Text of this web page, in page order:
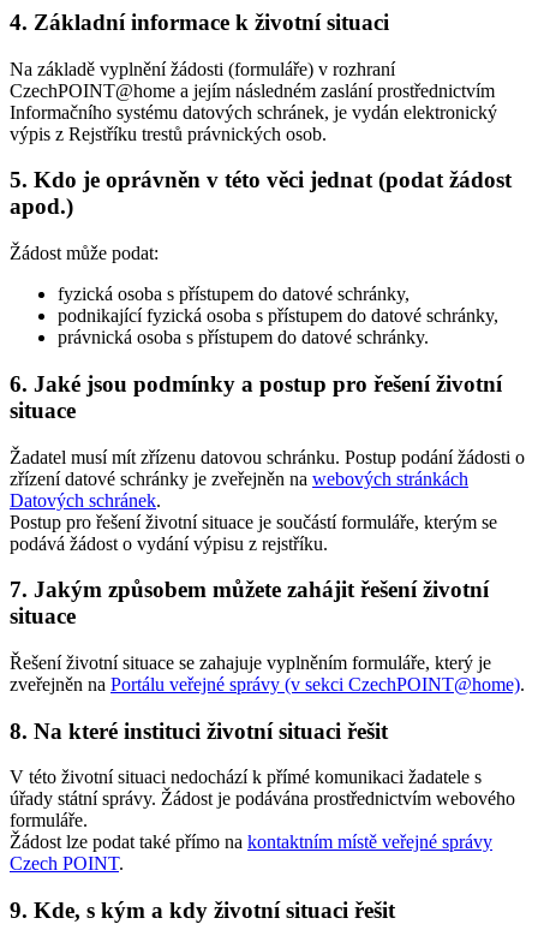
4. Základní informace k životní situaci
Na základě vyplnění žádosti (formuláře) v rozhraní
CzechPOINT@home a jejím následném zaslání prostřednictvím
Informačního systému datových schránek, je vydán elektronický
výpis z Rejstříku trestů právnických osob.
5. Kdo je oprávněn v této věci jednat (podat žádost
apod.)
Žádost může podat:
fyzická osoba s přístupem do datové schránky,
podnikající fyzická osoba s přístupem do datové schránky,
právnická osoba s přístupem do datové schránky.
6. Jaké jsou podmínky a postup pro řešení životní
situace
Žadatel musí mít zřízenu datovou schránku. Postup podání žádosti o
zřízení datové schránky je zveřejněn na webových stránkách
Datových schránek.
Postup pro řešení životní situace je součástí formuláře, kterým se
podává žádost o vydání výpisu z rejstříku.
7. Jakým způsobem můžete zahájit řešení životní
situace
Řešení životní situace se zahajuje vyplněním formuláře, který je
zveřejněn na Portálu veřejné správy (v sekci CzechPOINT@home).
8. Na které instituci životní situaci řešit
V této životní situaci nedochází k přímé komunikaci žadatele s
úřady státní správy. Žádost je podávána prostřednictvím webového
formuláře.
Žádost lze podat také přímo na kontaktním místě veřejné správy
Czech POINT.
9. Kde, s kým a kdy životní situaci řešit